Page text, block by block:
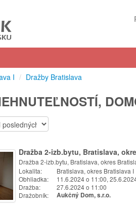
I / Dražby Bratislava
Dražba 2-izb.bytu, Bratislava,
Dražba 2-izb.bytu, Bratislava, okres
Lokalita:
Bratislava, okres Bratislava I
Obhliadka:
11.6.2024 o 11:00,
Dražba:
27.6.2024 o 11:00
Dražobník:
Aukčný Dom, s.r.o.